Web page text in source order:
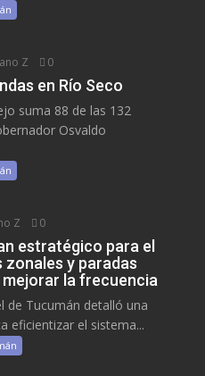
Z 0
en Río Seco
suma 88 de las 132
Osvaldo
Z 0
estratégico para el
y paradas
la frecuencia
de Tucumán detalló una
eficientizar el sistema...